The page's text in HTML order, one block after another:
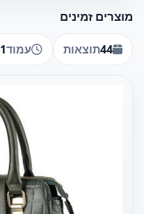
מוצרים זמינים
44תוצאות עמוד1